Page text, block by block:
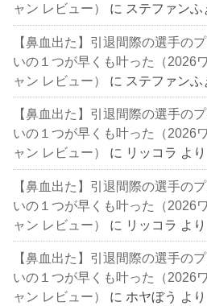
ャン レビュー）
に ステファンふ
【鼻血出た】引退間際の選手の
いの１つが早くも叶った（2026
ャン レビュー）
に ステファンふ
【鼻血出た】引退間際の選手の
いの１つが早くも叶った（2026
ャン レビュー）
に リッコラ より
【鼻血出た】引退間際の選手の
いの１つが早くも叶った（2026
ャン レビュー）
に リッコラ より
【鼻血出た】引退間際の選手の
いの１つが早くも叶った（2026
ャン レビュー）
に ホヤぼう より